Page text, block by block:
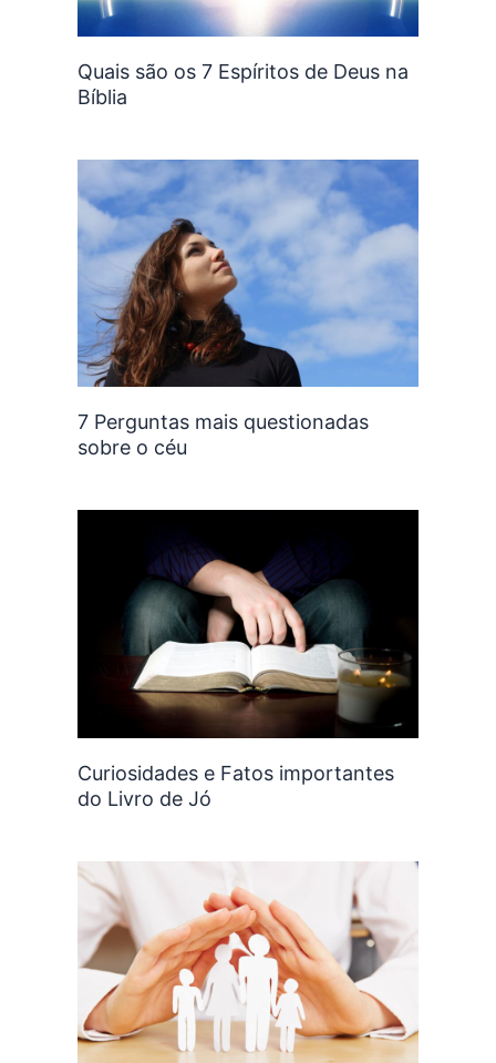
Quais são os 7 Espíritos de Deus na
Bíblia
7 Perguntas mais questionadas
sobre o céu
Curiosidades e Fatos importantes
do Livro de Jó